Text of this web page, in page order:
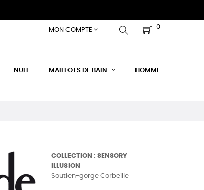
MON COMPTE 0
NUIT MAILLOTS DE BAIN HOMME
COLLECTION : SENSORY
ILLUSION
Soutien-gorge Corbeille